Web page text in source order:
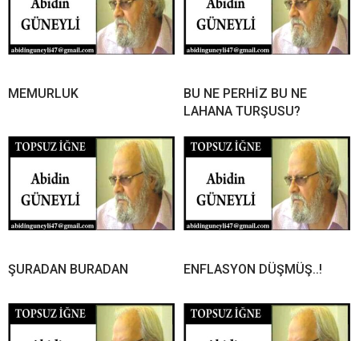
MEMURLUK
BU NE PERHİZ BU NE
LAHANA TURŞUSU?
ŞURADAN BURADAN ENFLASYON DÜŞMÜŞ..!